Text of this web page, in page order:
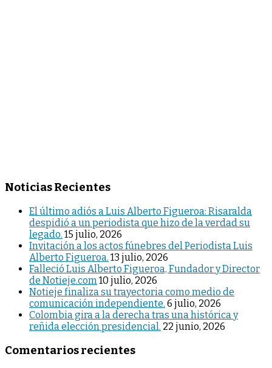
Noticias Recientes
El último adiós a Luis Alberto Figueroa: Risaralda
despidió a un periodista que hizo de la verdad su
legado. 15 julio, 2026
Invitación a los actos fúnebres del Periodista Luis
Alberto Figueroa. 13 julio, 2026
Falleció Luis Alberto Figueroa, Fundador y Director
de Notieje.com10 julio, 2026
Notieje finaliza su trayectoria como medio de
comunicación independiente. 6 julio, 2026
Colombia gira a la derecha tras una histórica y
reñida elección presidencial. 22 junio, 2026
Comentarios recientes